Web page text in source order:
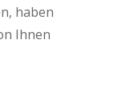
haben
Ihnen